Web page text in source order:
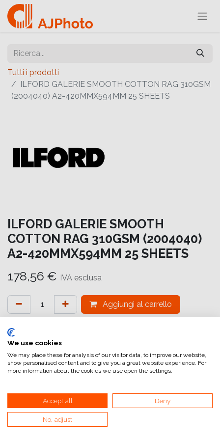
Tutti i prodotti
ILFORD GALERIE SMOOTH COTTON RAG 310GSM
(2004040) A2-420MMX594MM 25 SHEETS
ILFORD GALERIE SMOOTH
COTTON RAG 310GSM (2004040)
A2-420MMX594MM 25 SHEETS
178,56 € IVA esclusa
Aggiungi al carrello
attualmente non a magazzino
Riferimento interno:GA6962420594
Le GALERIE 100% cotone realizzate con quattro strati
aprono la strada alla gamma di supporti che
We use cookies
We may place these for analysis of our visitor data, to improve our website,
show personalised content and to give you a great website experience. For
more information about the cookies we use open the settings.
Accept all Deny
No, adjust